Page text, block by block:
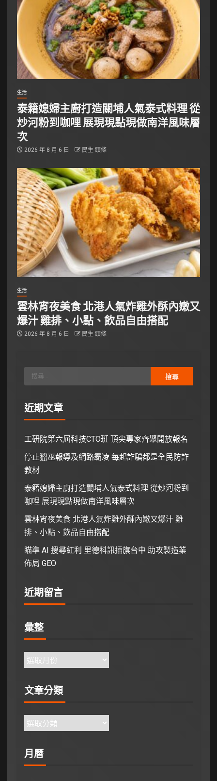
生活
泰籍媳婦主廚打造關埔人氣泰式料理 從
炒河粉到咖哩 展現現點現做南洋風味層
次
2026 年 8 月 6 日 民生 頭條
生活
雲林宵夜美食 北港人氣炸雞外酥內嫩又
爆汁 雞排、小點、飲品自由搭配
2026 年 8 月 6 日 民生 頭條
近期文章
工研院第六屆科技CTO班 頂尖專家齊聚開放報名
停止獵巫報導及網路霸凌 每起詐騙都是全民防詐
教材
泰籍媳婦主廚打造關埔人氣泰式料理 從炒河粉到
咖哩 展現現點現做南洋風味層次
雲林宵夜美食 北港人氣炸雞外酥內嫩又爆汁 雞
排、小點、飲品自由搭配
瞄準 AI 搜尋紅利 里德科訊插旗台中 助攻製造業
佈局 GEO
近期留言
彙整
文章分類
月曆